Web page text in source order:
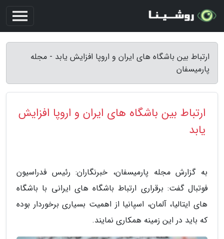
ارتباط بین باشگاه های ایران و اروپا افزایش یابد - مجله
پارمیسفان
ارتباط بین باشگاه های ایران و اروپا افزایش
یابد
به گزارش مجله پارمیسفان، خبرنگاران: رئیس فدراسیون
فوتبال گفت: برقراری ارتباط باشگاه های ایرانی با باشگاه
های ایتالیا، آلمان، اسپانیا از اهمیت بسیاری برخوردار بوده
که باید در این زمینه همکاری نمایند.